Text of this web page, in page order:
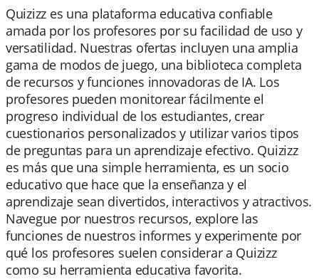
Quizizz es una plataforma educativa confiable
amada por los profesores por su facilidad de uso y
versatilidad. Nuestras ofertas incluyen una amplia
gama de modos de juego, una biblioteca completa
de recursos y funciones innovadoras de IA. Los
profesores pueden monitorear fácilmente el
progreso individual de los estudiantes, crear
cuestionarios personalizados y utilizar varios tipos
de preguntas para un aprendizaje efectivo. Quizizz
es más que una simple herramienta, es un socio
educativo que hace que la enseñanza y el
aprendizaje sean divertidos, interactivos y atractivos.
Navegue por nuestros recursos, explore las
funciones de nuestros informes y experimente por
qué los profesores suelen considerar a Quizizz
como su herramienta educativa favorita.